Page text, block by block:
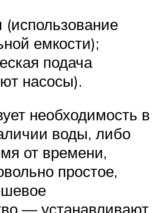
емкости);
подача
насосы).
необходимость в
воды, либо
от времени,
простое,
— устанавливают